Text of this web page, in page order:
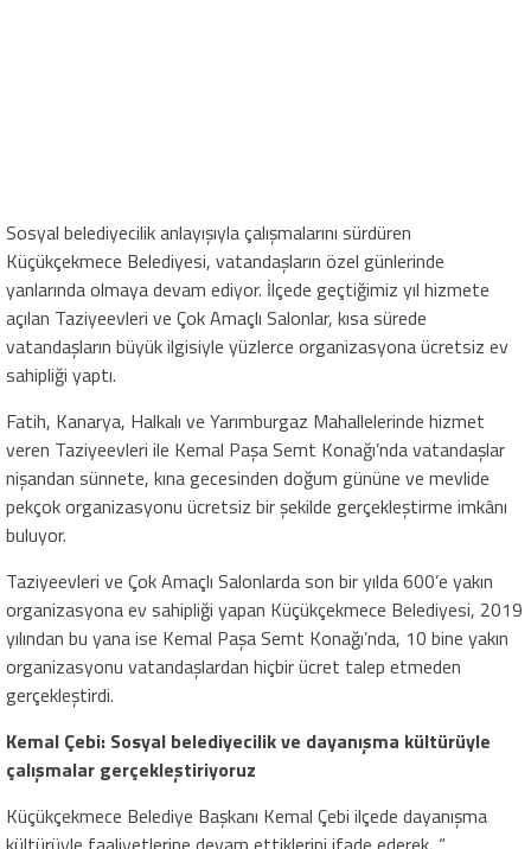
Sosyal belediyecilik anlayışıyla çalışmalarını sürdüren
Küçükçekmece Belediyesi, vatandaşların özel günlerinde
yanlarında olmaya devam ediyor. İlçede geçtiğimiz yıl hizmete
açılan Taziyeevleri ve Çok Amaçlı Salonlar, kısa sürede
vatandaşların büyük ilgisiyle yüzlerce organizasyona ücretsiz ev
sahipliği yaptı.
Fatih, Kanarya, Halkalı ve Yarımburgaz Mahallelerinde hizmet
veren Taziyeevleri ile Kemal Paşa Semt Konağı’nda vatandaşlar
nişandan sünnete, kına gecesinden doğum gününe ve mevlide
pekçok organizasyonu ücretsiz bir şekilde gerçekleştirme imkânı
buluyor.
Taziyeevleri ve Çok Amaçlı Salonlarda son bir yılda 600’e yakın
organizasyona ev sahipliği yapan Küçükçekmece Belediyesi, 2019
yılından bu yana ise Kemal Paşa Semt Konağı’nda, 10 bine yakın
organizasyonu vatandaşlardan hiçbir ücret talep etmeden
gerçekleştirdi.
Kemal Çebi: Sosyal belediyecilik ve dayanışma kültürüyle
çalışmalar gerçekleştiriyoruz
Küçükçekmece Belediye Başkanı Kemal Çebi ilçede dayanışma